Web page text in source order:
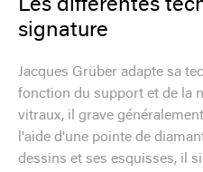
Les différentes
signature
Jacques Grüber adapte sa
fonction du support et de la
vitraux, il grave
l'aide d'une pointe de
dessins et ses esquisses, il